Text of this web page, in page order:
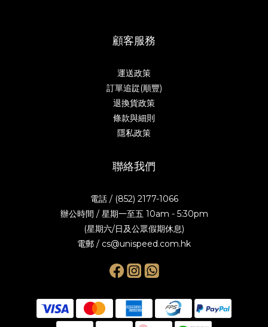
顧客服務
運送政策
訂單追踨(順豐)
退換貨政策
條款與細則
隱私政策
聯絡我們
電話 / (852) 2177-1066
辦公時間 / 星期一至五 10am - 5:30pm
(星期六/日及公眾假期休息)
電郵 / cs@unispeed.com.hk